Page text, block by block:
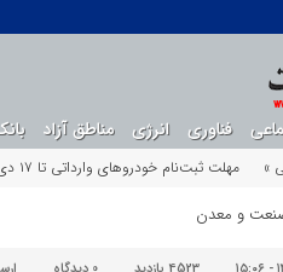
فناوری انرژی مناطق آزاد
» مهلت ثبت‌نام خودروهای وارداتی تا ۱۷ دی ماه تمدید شد
و معدن